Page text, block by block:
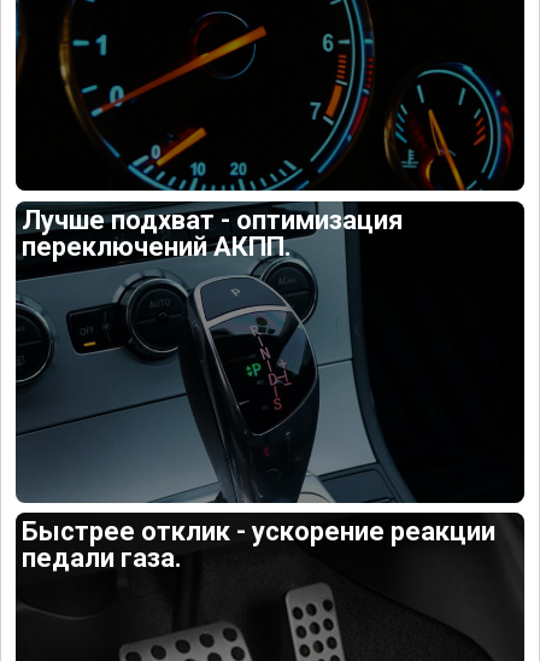
Лучше подхват - оптимизация
переключений АКПП.
Быстрее отклик - ускорение реакции
педали газа.